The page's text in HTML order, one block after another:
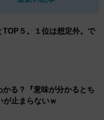
TOP５。１位は想定外。で
る？『意味が分かるとち
が止まらないｗ